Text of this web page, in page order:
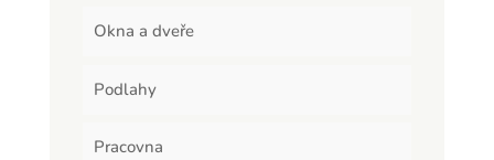
Okna a dveře
Podlahy
Pracovna